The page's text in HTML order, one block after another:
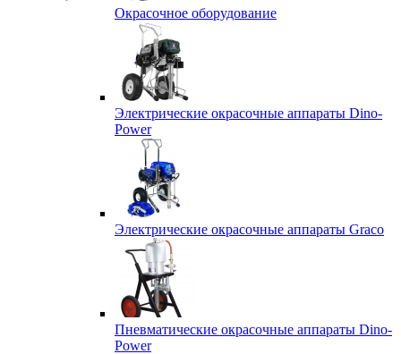
Окрасочное оборудование
Электрические окрасочные аппараты Dino-
Power
Электрические окрасочные аппараты Graco
Пневматические окрасочные аппараты Dino-
Power